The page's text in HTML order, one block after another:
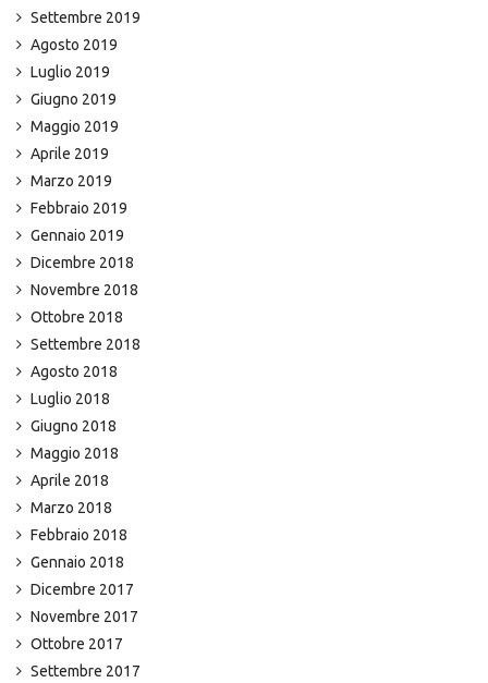
Settembre 2019
Agosto 2019
Luglio 2019
Giugno 2019
Maggio 2019
Aprile 2019
Marzo 2019
Febbraio 2019
Gennaio 2019
Dicembre 2018
Novembre 2018
Ottobre 2018
Settembre 2018
Agosto 2018
Luglio 2018
Giugno 2018
Maggio 2018
Aprile 2018
Marzo 2018
Febbraio 2018
Gennaio 2018
Dicembre 2017
Novembre 2017
Ottobre 2017
Settembre 2017